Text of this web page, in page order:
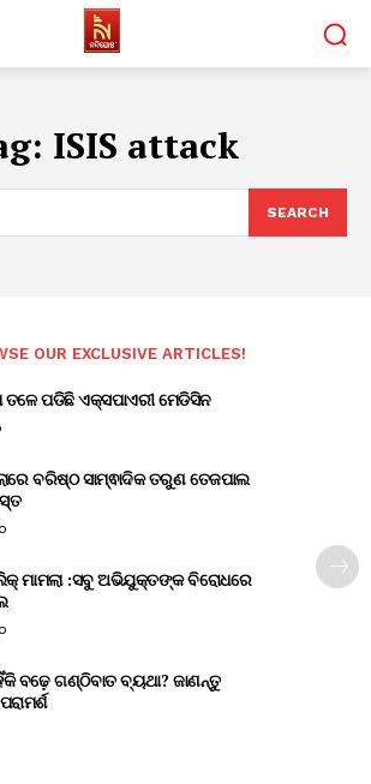
ISIS attack
SEARCH
OUR EXCLUSIVE ARTICLES!
ତଳେ ପଡିଛି ଏକ୍ସପାଏରୀ ମେଡିସିନ
ବରିଷ୍ଠ ସାମ୍ଵାଦିକ ତରୁଣ ତେଜପାଲ
ମାମଲା :ସବୁ ଅଭିଯୁକ୍ତଙ୍କ ବିରୋଧରେ
ବଢ଼େ ଗଣ୍ଠିବାତ ବ୍ୟଥା? ଜାଣନ୍ତୁ